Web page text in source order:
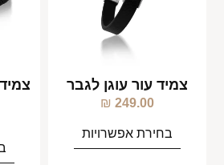
צמיד עור עוגן לגבר
249.00
₪
בחירת אפשרויות